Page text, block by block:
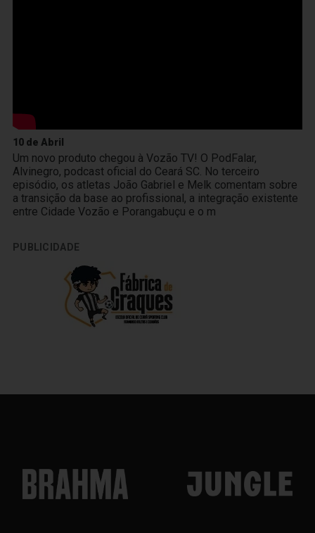
10 de Abril
Um novo produto chegou à Vozão TV! O PodFalar,
Alvinegro, podcast oficial do Ceará SC. No terceiro
episódio, os atletas João Gabriel e Melk comentam sobre
a transição da base ao profissional, a integração existente
entre Cidade Vozão e Porangabuçu e o m
PUBLICIDADE